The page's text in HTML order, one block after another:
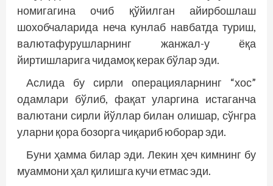
номигагина очиб қўйилган айирбошлаш
шохобчаларида неча кунлаб навбатда туриш,
валютафурушларнинг жанжал-у ёқа
йиртишларига чидамоқ керак бўлар эди.
Аслида бу сирли операцияларнинг “хос”
одамлари бўлиб, фақат уларгина истаганча
валютани сирли йўллар билан олишар, сўнгра
уларни қора бозорга чиқариб юборар эди.
Буни ҳамма билар эди. Лекин ҳеч кимнинг бу
муаммони ҳал қилишга кучи етмас эди.